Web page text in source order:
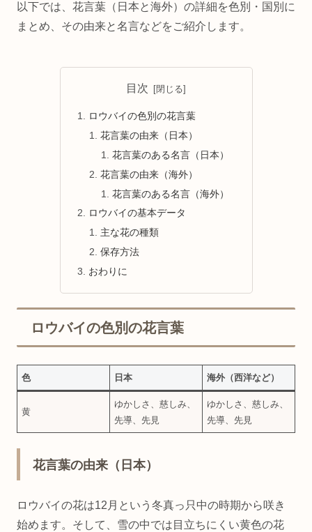
以下では、花言葉（日本と海外）の詳細を色別・国別に
まとめ、その由来と名言などをご紹介します。
目次
ロウバイの色別の花言葉
花言葉の由来（日本）
花言葉のある名言（日本）
花言葉の由来（海外）
花言葉のある名言（海外）
ロウバイの基本データ
主な花の種類
保存方法
おわりに
ロウバイの色別の花言葉
色 日本 海外（西洋など）
黄
ゆかしさ、慈しみ、
先導、先見
ゆかしさ、慈しみ、
先導、先見
花言葉の由来（日本）
ロウバイの花は12月という冬真っ只中の時期から咲き
始めます。そして、雪の中では目立ちにくい黄色の花